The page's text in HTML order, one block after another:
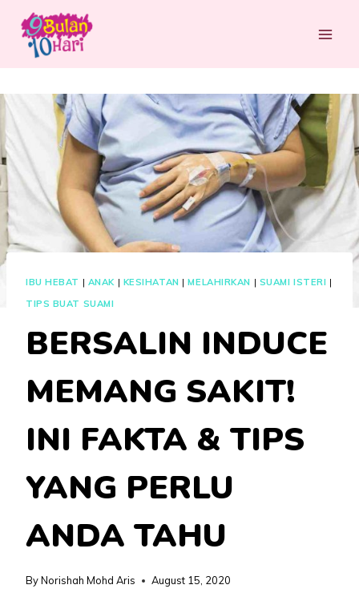
content
IBU HEBAT | ANAK| KESIHATAN |MELAHIRKAN | SUAMI ISTERI |
TIPS BUAT SUAMI
BERSALIN INDUCE
MEMANG SAKIT!
INI FAKTA & TIPS
YANG PERLU
ANDA TAHU
ByNorishah Mohd Aris August 15, 2020